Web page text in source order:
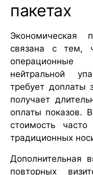
пакетах
Экономическая
связана с тем,
нейтральной
требует доплаты
получает
оплаты показов.
стоимость
традиционных
Дополнительная
повторных